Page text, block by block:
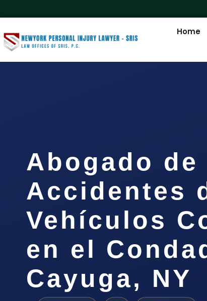
Home
Abogado de
Accidentes
Vehículos
en el
Cayuga, NY